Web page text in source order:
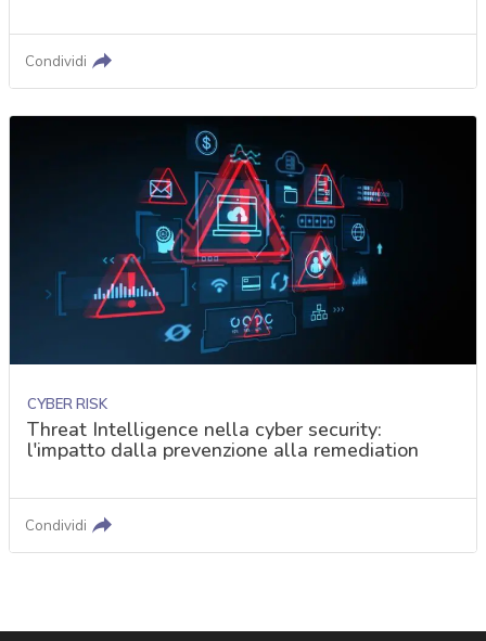
Condividi
CYBER RISK
Threat Intelligence nella cyber security:
l'impatto dalla prevenzione alla remediation
Condividi